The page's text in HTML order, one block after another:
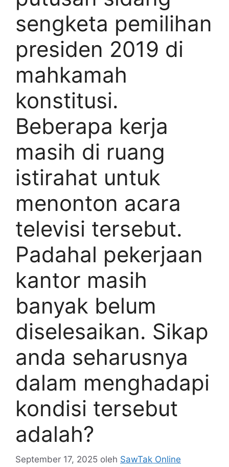
sengketa pemilihan
presiden 2019 di
mahkamah
konstitusi.
Beberapa kerja
masih di ruang
istirahat untuk
menonton acara
televisi tersebut.
Padahal pekerjaan
kantor masih
banyak belum
diselesaikan. Sikap
anda seharusnya
dalam menghadapi
kondisi tersebut
adalah?
September 17, 2025 oleh SawTak Online